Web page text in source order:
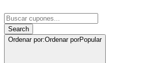
Search
Ordenar por:Ordenar porPopular